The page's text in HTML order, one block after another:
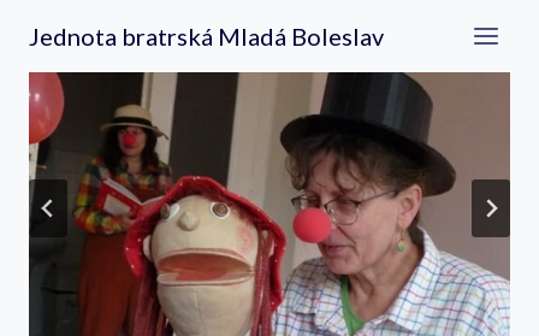
obsah
Jednota bratrská Mladá Boleslav